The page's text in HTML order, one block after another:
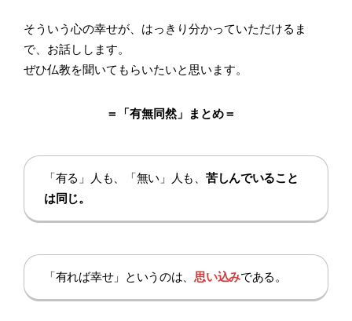
そういう心の幸せが、はっきり分かっていただけるま
で、お話しします。
ぜひ仏教を聞いてもらいたいと思います。
＝「有無同然」まとめ＝
「有る」人も、「無い」人も、 苦しんでいること
は同じ。
「有れば幸せ」というのは、思い込みである。